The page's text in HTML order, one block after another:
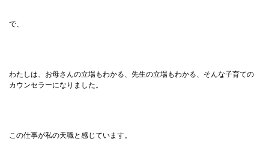
で、
わたしは、お母さんの立場もわかる、先生の立場もわかる、そんな子育ての
カウンセラーになりました。
この仕事が私の天職と感じています。